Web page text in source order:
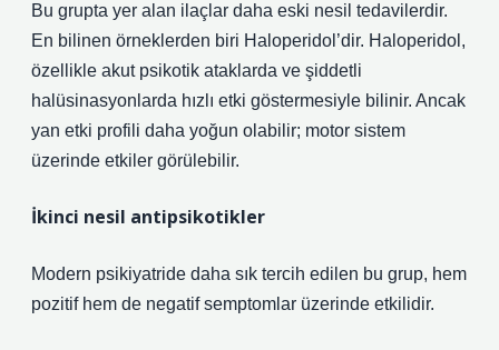
Bu grupta yer alan ilaçlar daha eski nesil tedavilerdir.
En bilinen örneklerden biri Haloperidol’dir. Haloperidol,
özellikle akut psikotik ataklarda ve şiddetli
halüsinasyonlarda hızlı etki göstermesiyle bilinir. Ancak
yan etki profili daha yoğun olabilir; motor sistem
üzerinde etkiler görülebilir.
İkinci nesil antipsikotikler
Modern psikiyatride daha sık tercih edilen bu grup, hem
pozitif hem de negatif semptomlar üzerinde etkilidir.